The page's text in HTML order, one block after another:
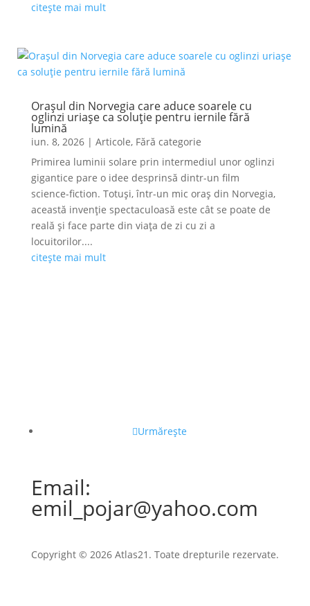
citește mai mult
Orașul din Norvegia care aduce soarele cu
oglinzi uriașe ca soluție pentru iernile fără
lumină
iun. 8, 2026| Articole, Fără categorie
Primirea luminii solare prin intermediul unor oglinzi
gigantice pare o idee desprinsă dintr-un film
science-fiction. Totuși, într-un mic oraș din Norvegia,
această invenție spectaculoasă este cât se poate de
reală și face parte din viața de zi cu zi a
locuitorilor....
citește mai mult
Urmărește
Email:
emil_pojar@yahoo.com
Copyright © 2026 Atlas21. Toate drepturile rezervate.